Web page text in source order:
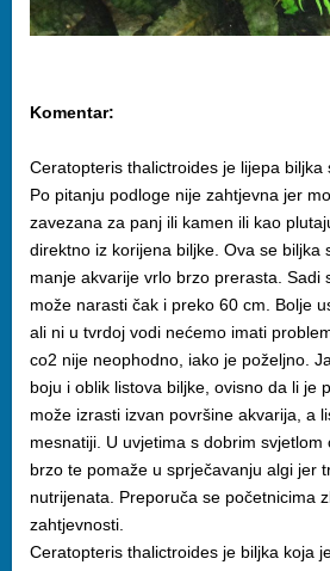
Komentar:
Ceratopteris thalictroides je lijepa biljka
Po pitanju podloge nije zahtjevna jer
zavezana za panj ili kamen ili kao
direktno iz korijena biljke. Ova se biljka
manje akvarije vrlo brzo prerasta. Sadi
može narasti čak i preko 60 cm. Bolje
ali ni u tvrdoj vodi nećemo imati
co2 nije neophodno, iako je poželjno.
boju i oblik listova biljke, ovisno da li je
može izrasti izvan površine akvarija, a
mesnatiji. U uvjetima s dobrim svjetlom
brzo te pomaže u sprječavanju algi jer
nutrijenata. Preporuča se početnicima
zahtjevnosti.
Ceratopteris thalictroides je biljka koja